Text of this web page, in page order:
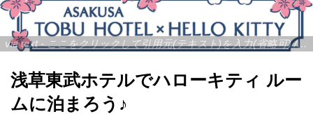
via text - ここをクリックして引用元(テキスト)を入力(省略可) / site.to.link.com - ここをクリックして引用元を入力(省略可)
浅草東武ホテルでハローキティ ルー
ムに泊まろう♪